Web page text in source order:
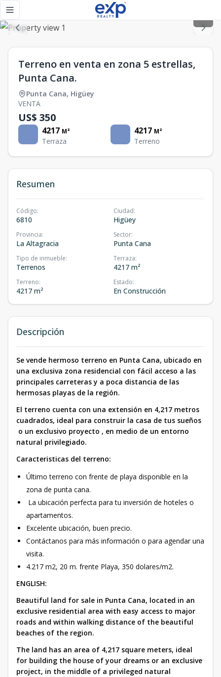
Toggle navigation menu
Terreno en venta en zona 5 estrellas,
Punta Cana.
Punta Cana, Higüey
VENTA
US$ 350
4217 M²
Terraza
4217 M²
Terreno
Resumen
Código:
6810
Ciudad:
Higüey
Provincia:
La Altagracia
Sector:
Punta Cana
Tipo de inmueble:
Terrenos
Terraza:
4217 m²
Terreno:
4217 m²
Estado:
En Construcción
Descripción
Se vende hermoso terreno en Punta Cana, ubicado en
una exclusiva zona residencial con fácil acceso a las
principales carreteras y a poca distancia de las
hermosas playas de la región.
El terreno cuenta con una extensión en 4,217 metros
cuadrados, ideal para construir la casa de tus sueños
o un exclusivo proyecto , en medio de un entorno
natural privilegiado.
Caracteristicas del terreno:
Último terreno con frente de playa disponible en la
zona de punta cana.
La ubicación perfecta para tu inversión de hoteles o
apartamentos.
Excelente ubicación, buen precio.
Contáctanos para más información o para agendar una
visita.
4.217 m2, 20 m. frente Playa, 350 dolares/m2.
ENGLISH:
Beautiful land for sale in Punta Cana, located in an
exclusive residential area with easy access to major
roads and within walking distance of the beautiful
beaches of the region.
The land has an area of 4,217 square meters, ideal
for building the house of your dreams or an exclusive
project, in the middle of a privileged natural
Terreno en venta en zona 5 estrellas, Punta Cana. - eXp